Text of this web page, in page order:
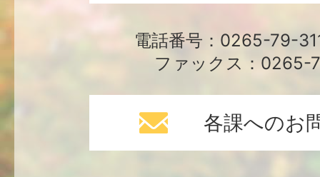
電話番号：0265-79-
ファックス：0265-
各課へのお